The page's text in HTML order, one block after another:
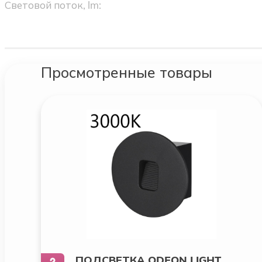
Световой поток, lm:
Просмотренные товары